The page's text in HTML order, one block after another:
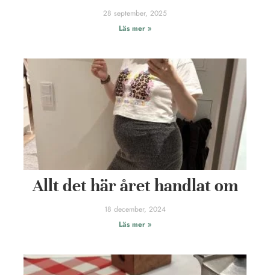
28 september, 2025
Läs mer »
Allt det här året handlat om
18 december, 2024
Läs mer »